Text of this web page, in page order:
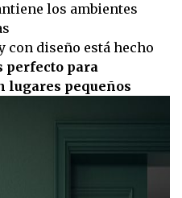
los ambientes
diseño está hecho
perfecto para
lugares pequeños